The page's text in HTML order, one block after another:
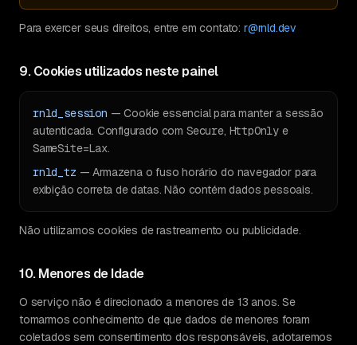
Para exercer seus direitos, entre em contato: r@rnld.dev
9. Cookies utilizados neste painel
rnld_session — Cookie essencial para manter a sessão
autenticada. Configurado com Secure, HttpOnly e
SameSite=Lax.
rnld_tz — Armazena o fuso horário do navegador para
exibição correta de datas. Não contém dados pessoais.
Não utilizamos cookies de rastreamento ou publicidade.
10. Menores de Idade
O serviço não é direcionado a menores de 13 anos. Se
tomarmos conhecimento de que dados de menores foram
coletados sem consentimento dos responsáveis, adotaremos